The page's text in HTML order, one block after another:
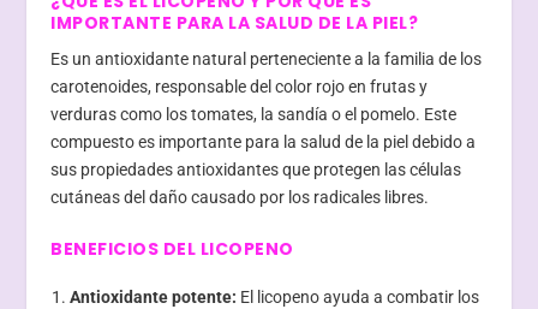
IMPORTANTE PARA LA SALUD DE LA PIEL?
Es un antioxidante natural perteneciente a la familia de los
carotenoides, responsable del color rojo en frutas y
verduras como los tomates, la sandía o el pomelo. Este
compuesto es importante para la salud de la piel debido a
sus propiedades antioxidantes que protegen las células
cutáneas del daño causado por los radicales libres.
BENEFICIOS DEL LICOPENO
Antioxidante potente: El licopeno ayuda a combatir los